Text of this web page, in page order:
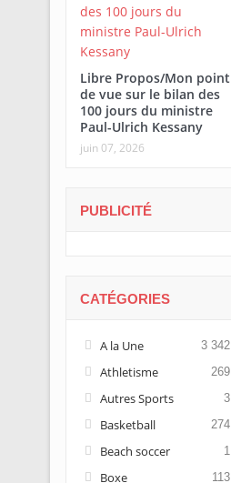
Libre Propos/Mon point
de vue sur le bilan des
100 jours du ministre
Paul-Ulrich Kessany
juin 07, 2026
PUBLICITÉ
CATÉGORIES
A la Une 3 342
Athletisme 269
Autres Sports 3
Basketball 274
Beach soccer 1
Boxe 113